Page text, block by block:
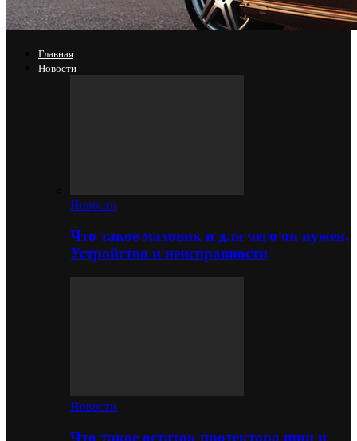
Главная
Новости
Новости
Что такое маховик и для чего он нужен.
Устройство и неисправности
Новости
Что такое остаток протектора шин и